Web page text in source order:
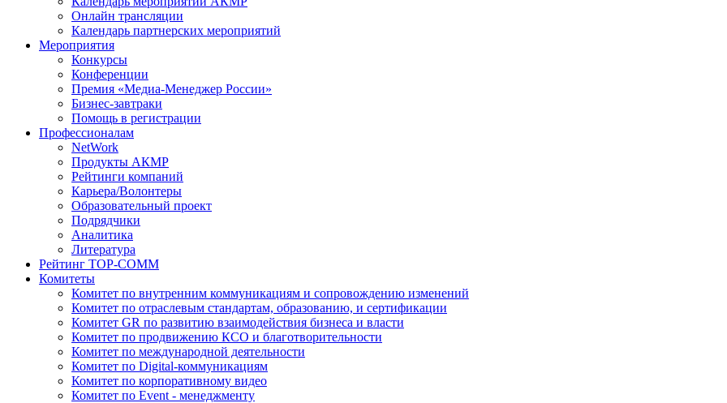
Онлайн трансляции
Календарь партнерских мероприятий
Мероприятия
Конкурсы
Конференции
Премия «Медиа-Менеджер России»
Бизнес-завтраки
Помощь в регистрации
Профессионалам
NetWork
Продукты АКМР
Рейтинги компаний
Карьера/Волонтеры
Образовательный проект
Подрядчики
Аналитика
Литература
Рейтинг TOP-COMM
Комитеты
Комитет по внутренним коммуникациям и сопровождению изменений
Комитет по отраслевым стандартам, образованию, и сертификации
Комитет GR по развитию взаимодействия бизнеса и власти
Комитет по продвижению КСО и благотворительности
Комитет по международной деятельности
Комитет по Digital-коммуникациям
Комитет по корпоративному видео
Комитет по Event - менеджменту